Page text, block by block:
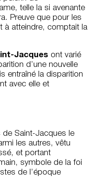
telle la si avenante
Preuve que pour les
à atteindre, comptait la
Jacques ont varié
d’une nouvelle
entraîné la disparition
avec elle et
de Saint-Jacques le
les autres, vêtu
et portant
symbole de la foi
de l’époque